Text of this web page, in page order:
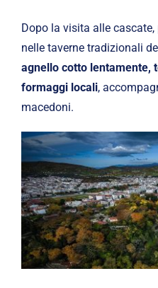
Dopo la visita alle
nelle taverne tradizionali
agnello cotto lentamente,
formaggi locali,
macedoni.